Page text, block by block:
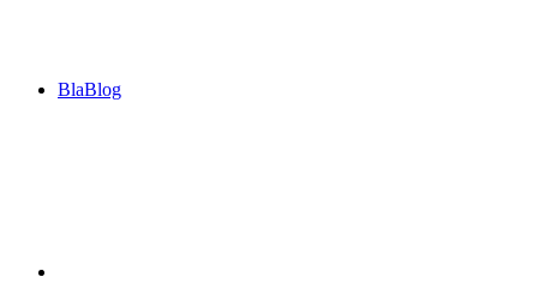
BlaBlog